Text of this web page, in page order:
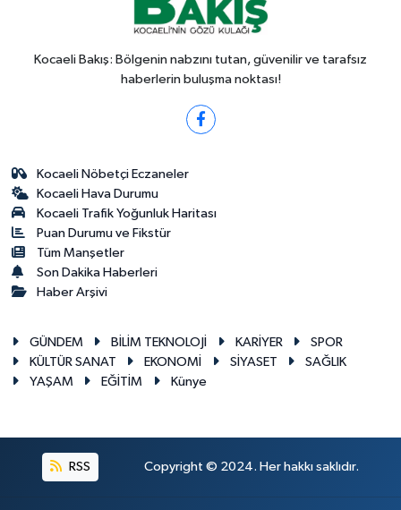
Kocaeli Bakış: Bölgenin nabzını tutan, güvenilir ve tarafsız
haberlerin buluşma noktası!
Kocaeli Nöbetçi Eczaneler
Kocaeli Hava Durumu
Kocaeli Trafik Yoğunluk Haritası
Puan Durumu ve Fikstür
Tüm Manşetler
Son Dakika Haberleri
Haber Arşivi
GÜNDEM BİLİM TEKNOLOJİ KARİYER
SPOR
KÜLTÜR SANAT
EKONOMİ SİYASET
SAĞLIK
YAŞAM
EĞİTİM Künye
RSS Copyright © 2024. Her hakkı saklıdır.